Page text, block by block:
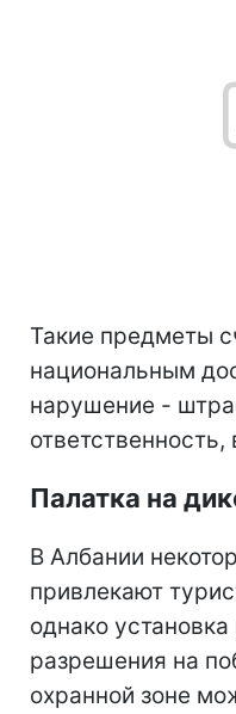
Такие предметы
национальным
нарушение -
Палатка на
В Албании
привлекают
однако установка
разрешения на
охранной зоне